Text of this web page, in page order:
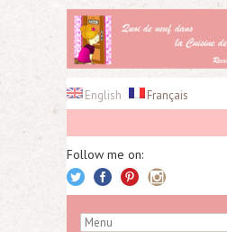
English Français
Follow me on: